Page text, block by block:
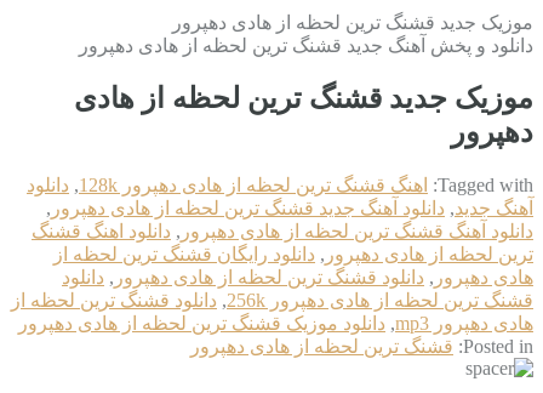
موزیک جدید قشنگ ترین لحظه از هادی دهپرور
دانلود و پخش آهنگ جدید قشنگ ترین لحظه از هادی دهپرور
موزیک جدید قشنگ ترین لحظه از هادی
دهپرور
Tagged with: اهنگ قشنگ ترین لحظه از هادی دهپرور 128k , دانلود
آهنگ جدید, دانلود آهنگ جدید قشنگ ترین لحظه از هادی دهپرور ,
دانلود آهنگ قشنگ ترین لحظه از هادی دهپرور , دانلود اهنگ قشنگ
ترین لحظه از هادی دهپرور , دانلود رایگان قشنگ ترین لحظه از
هادی دهپرور , دانلود قشنگ ترین لحظه از هادی دهپرور , دانلود
قشنگ ترین لحظه از هادی دهپرور 256k
, دانلود قشنگ ترین لحظه از
هادی دهپرور mp3
, دانلود موزیک قشنگ ترین لحظه از هادی دهپرور
Posted in: قشنگ ترین لحظه از هادی دهپرور